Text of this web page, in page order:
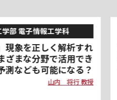
学部 電子情報工学科
キドキを解析すると、
コントロールにも活用
前田 康治 准教授